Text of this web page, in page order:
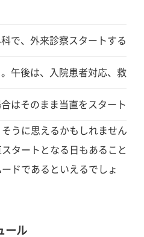
で、外来診察スタートする
午後は、入院患者対応、救急
はそのまま当直をスタートす
うに思えるかもしれません
タートとなる日もあること
ドであるといえるでしょ
ール